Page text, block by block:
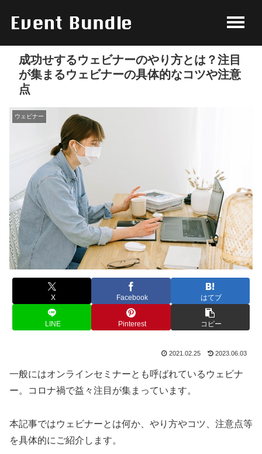
成功せするウェビナーのやり方とは？注目
が集まるウェビナーの具体的なコツや注意
点
ウェビナー
X Facebook はてブ
LINE Pinterest コピー
2021.02.25 2023.06.03
一般にはオンラインセミナーとも呼ばれているウェビナ
ー。コロナ禍で益々注目が集まっています。
本記事ではウェビナーとは何か、やり方やコツ、注意点等
を具体的にご紹介します。